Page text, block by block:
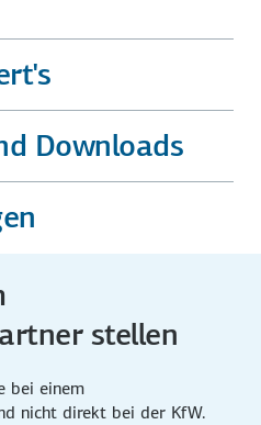
Downloads
stellen
bei einem
nicht direkt bei der KfW.